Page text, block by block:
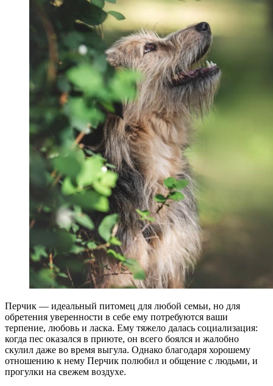
Перчик — идеальный питомец для любой семьи, но для
обретения уверенности в себе ему потребуются ваши
терпение, любовь и ласка. Ему тяжело далась социализация:
когда пес оказался в приюте, он всего боялся и жалобно
скулил даже во время выгула. Однако благодаря хорошему
отношению к нему Перчик полюбил и общение с людьми, и
прогулки на свежем воздухе.